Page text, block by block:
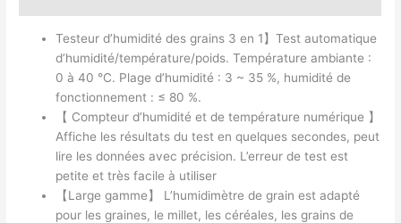
Testeur d’humidité des grains 3 en 1】Test automatique
d’humidité/température/poids. Température ambiante :
0 à 40 °C. Plage d’humidité : 3 ~ 35 %, humidité de
fonctionnement : ≤ 80 %.
【 Compteur d’humidité et de température numérique 】
Affiche les résultats du test en quelques secondes, peut
lire les données avec précision. L’erreur de test est
petite et très facile à utiliser
【Large gamme】 L’humidimètre de grain est adapté
pour les graines, le millet, les céréales, les grains de